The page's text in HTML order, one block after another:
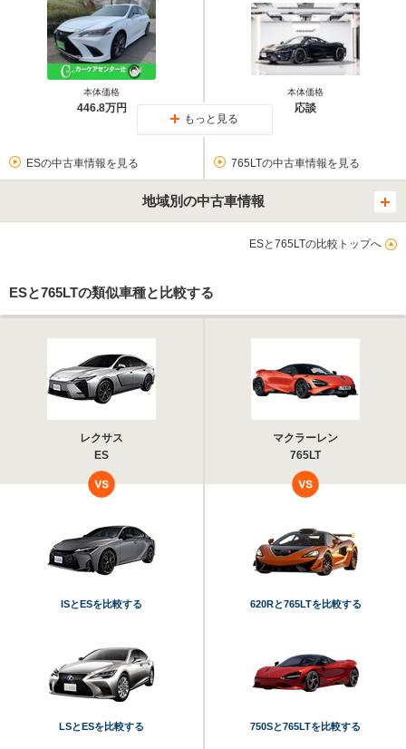
本体価格
446.8万円
本体価格
応談
もっと見る
ESの中古車情報を見る 765LTの中古車情報を見る
地域別の中古車情報
ESと765LTの比較トップへ
ESと765LTの類似車種と比較する
レクサス
ES
マクラーレン
765LT
ISとESを比較する
LSとESを比較する
620Rと765LTを比較する
750Sと765LTを比較する